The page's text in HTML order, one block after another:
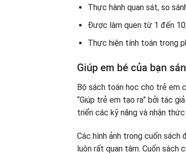
Thực hành quan sát, so
Được làm quen từ 1 đến
Thực hiện tính toán trong
Giúp em bé của bạn
Bộ sách toán học cho trẻ em
“Giúp trẻ em tạo ra” bởi tác
triển các kỹ năng và nhận
Các hình ảnh trong cuốn
luôn rất quan tâm. Cuốn